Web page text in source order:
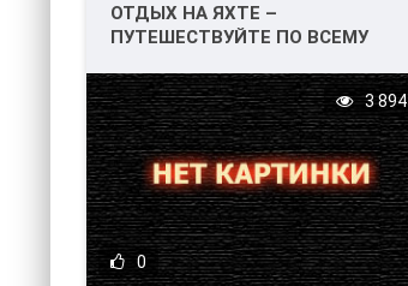
ОТДЫХ НА ЯХТЕ –
ПУТЕШЕСТВУЙТЕ ПО ВСЕМУ
0
3 894